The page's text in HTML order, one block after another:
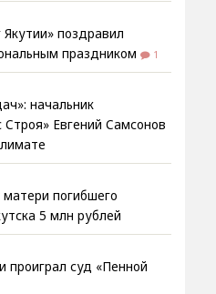
поздравил
праздником
1
начальник
Евгений Самсонов
погибшего
5 млн рублей
суд «Пенной